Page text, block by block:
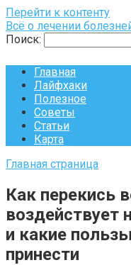
Перейти к контенту
Всё о лечении
Поиск:
Главная
Лайфхаки
Полезное
Советы
Статьи
Карта
Главная страница
Как перекись
воздействует
и какие
принести